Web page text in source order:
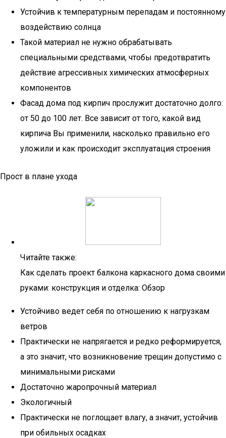
Устойчив к температурным перепадам и постоянному
воздействию солнца
Такой материал не нужно обрабатывать
специальными средствами, чтобы предотвратить
действие агрессивных химических атмосферных
компонентов
Фасад дома под кирпич прослужит достаточно долго:
от 50 до 100 лет. Все зависит от того, какой вид
кирпича Вы применили, насколько правильно его
уложили и как происходит эксплуатация строения
Прост в плане ухода
Читайте также:
Как сделать проект балкона каркасного дома своими
руками: конструкция и отделка: Обзор
Устойчиво ведет себя по отношению к нагрузкам
ветров
Практически не напрягается и редко реформируется,
а это значит, что возникновение трещин допустимо с
минимальными рисками
Достаточно жаропрочный материал
Экологичный
Практически не поглощает влагу, а значит, устойчив
при обильных осадках